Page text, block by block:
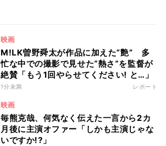
映画
M!LK曽野舜太が作品に加えた“艶” 多
忙な中での撮影で見せた“熱さ”を監督が
絶賛「もう1回やらせてください! と…」
1分未満 レポート
映画
毎熊克哉、何気なく伝えた一言から2カ
月後に主演オファー「しかも主演じゃな
いですか!?」